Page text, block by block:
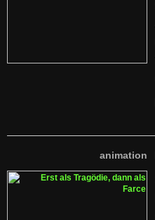
animation